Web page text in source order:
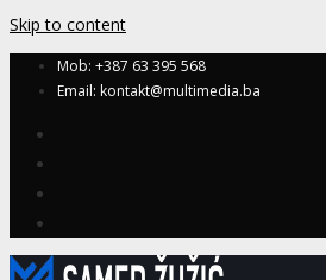
Skip to content
Mob: +387 63 395 568
Email: kontakt@multimedia.ba